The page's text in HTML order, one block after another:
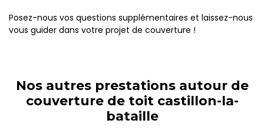
Posez-nous vos questions supplémentaires et laissez-nous
vous guider dans votre projet de couverture !
Nos autres prestations autour de
couverture de toit castillon-la-
bataille